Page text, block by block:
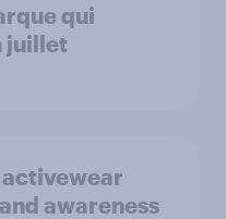
qui
juillet
awareness